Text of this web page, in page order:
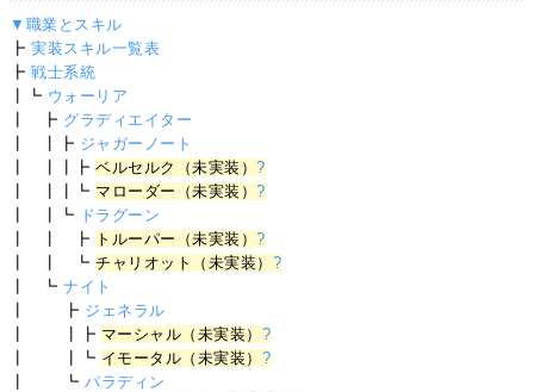
▼職業とスキル
┣実装スキル一覧表
┣戦士系統
┃┗ ウォーリア
┃ ┣ グラディエイター
┃ ┃┣ ジャガーノート
┃ ┃┃┣ベルセルク（未実装）?
┃ ┃┃┗ マローダー（未実装）?
┃ ┃┗ ドラグーン
┃ ┃ ┣ トルーパー（未実装）?
┃ ┃ ┗チャリオット（未実装） ?
┃ ┗ナイト
┃ ┣ ジェネラル
┃ ┃┣ マーシャル（未実装） ?
┃ ┃┗ イモータル（未実装） ?
┃ ┗パラディン